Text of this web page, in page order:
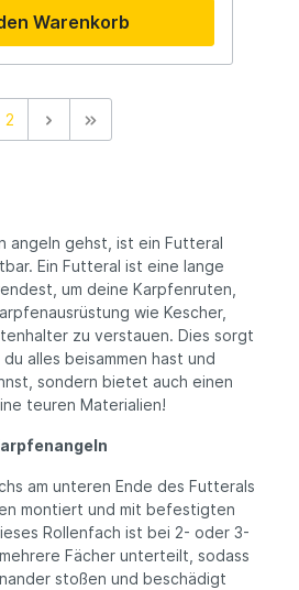
Rutencover oder als
Korda Compac Rod
Dark Kamo
Boden für
Dank der
bleiben Rute,
eignet sich für
einen
sowie ein dezentes
Komfort am
Rute Vollständig
und
Dark Kamo Material
Pit Rollen und 50mm
Design Ideal als
Robuste
am
Warenkorb
2
angeln gehst, ist ein Futteral
Ein Futteral ist eine lange
um deine Karpfenruten,
wie Kescher,
zu verstauen. Dies sorgt
alles beisammen hast und
sondern bietet auch einen
teuren Materialien!
am unteren Ende des Futterals
montiert und mit befestigten
Rollenfach ist bei 2- oder 3-
Fächer unterteilt, sodass
stoßen und beschädigt